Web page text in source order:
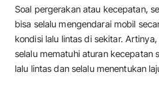
Soal pergerakan atau kecepatan,
bisa selalu mengendarai mobil
kondisi lalu lintas di sekitar.
selalu mematuhi aturan kecepatan
lalu lintas dan selalu menentukan